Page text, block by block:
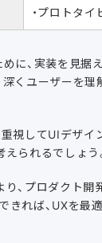
・プロトタイ
に、実装を見
深くユーザーを
重視してUIデザ
られるでしょう
り、プロダクト
きれば、UXを